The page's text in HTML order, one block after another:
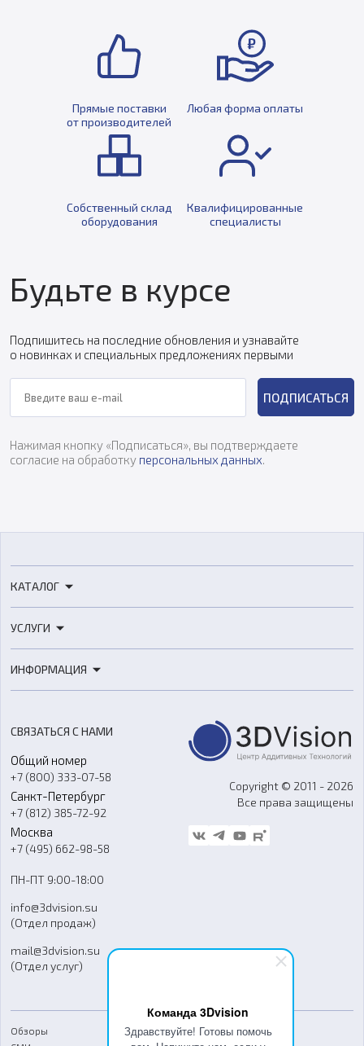
Команда 3Dvision
Здравствуйте! Готовы помочь
Прямые поставки
от производителей
Любая форма оплаты
Собственный склад
оборудования
Квалифицированные
специалисты
Будьте в курсе
Подпишитесь на последние обновления и узнавайте
о новинках и специальных предложениях первыми
ПОДПИСАТЬСЯ
Нажимая кнопку «Подписаться», вы подтверждаете
согласие на обработку персональных данных
КАТАЛОГ
3D-сканеры
Расходные материалы
Оборудование и материалы для вакуумного литья
Аксессуары и прочее оборудование
Программное обеспечение
УСЛУГИ
3D-моделирование
Ремонт и услуги
ИНФОРМАЦИЯ
О компании
Контакты
Гос. закупки
Стать дилером
Блог
FAQ
СВЯЗАТЬСЯ С НАМИ
Общий номер
+7 (800) 333-07-58
Санкт-Петербург
+7 (812) 385-72-92
Москва
+7 (495) 662-98-58
ПН-ПТ 9:00-18:00
info@3dvision.su
(Отдел продаж)
mail@3dvision.su
(Отдел услуг)
Copyright © 2011 - 2026
Все права защищены
Обзоры